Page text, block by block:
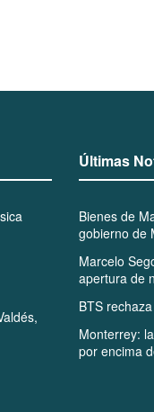
Últimas
Bienes de
gobierno de
Marcelo
apertura de
BTS
Monterrey:
por encima